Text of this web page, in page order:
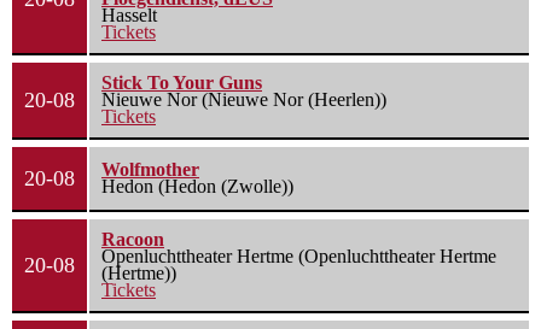
Hasselt
Tickets
20-08
Stick To Your Guns
Nieuwe Nor (Nieuwe Nor (Heerlen))
Tickets
20-08
Wolfmother
Hedon (Hedon (Zwolle))
20-08
Racoon
Openluchttheater Hertme (Openluchttheater Hertme
(Hertme))
Tickets